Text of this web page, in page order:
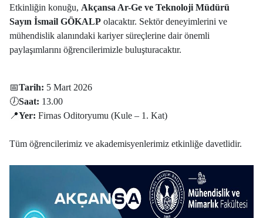
Etkinliğin konuğu, Akçansa Ar-Ge ve Teknoloji Müdürü
Sayın İsmail GÖKALP olacaktır. Sektör deneyimlerini ve
mühendislik alanındaki kariyer süreçlerine dair önemli
paylaşımlarını öğrencilerimizle buluşturacaktır.
📅Tarih: 5 Mart 2026
🕖Saat: 13.00
📍Yer: Firnas Oditoryumu (Kule – 1. Kat)
Tüm öğrencilerimiz ve akademisyenlerimiz etkinliğe davetlidir.